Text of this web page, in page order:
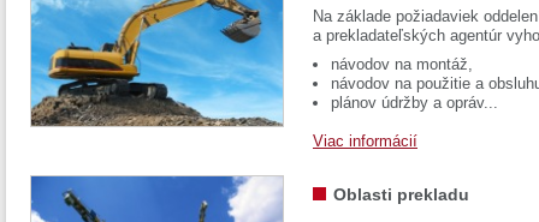
Na základe požiadaviek
a prekladateľských agentúr
návodov na montáž,
návodov na použitie a
plánov údržby a opráv...
Viac informácií
Oblasti prekladu